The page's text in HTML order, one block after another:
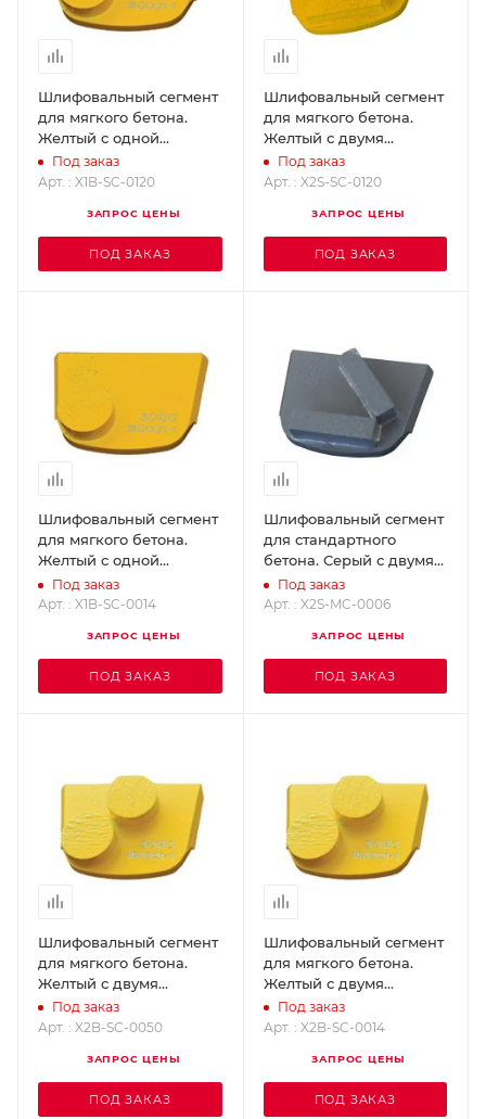
Шлифовальный сегмент
для мягкого бетона.
Желтый с одной
кнопкой - Grit 120
SUPERABRASIVE X1B-SC-
Под заказ
Арт. : X1B-SC-0120
ЗАПРОС ЦЕНЫ
ПОД ЗАКАЗ
Шлифовальный сегмент
для мягкого бетона.
Желтый с двумя
прямоугольниками, Grit
120 SUPERABRASIVE
Под заказ
Арт. : X2S-SC-0120
ЗАПРОС ЦЕНЫ
ПОД ЗАКАЗ
Шлифовальный сегмент
для мягкого бетона.
Желтый с одной
кнопкой - Grit 14
SUPERABRASIVE X1B-SC-
Под заказ
Арт. : X1B-SC-0014
ЗАПРОС ЦЕНЫ
ПОД ЗАКАЗ
Шлифовальный сегмент
для стандартного
бетона. Серый с двумя
прямоугольниками, Grit
6 SUPERABRASIVE X2S-
Под заказ
Арт. : X2S-MC-0006
ЗАПРОС ЦЕНЫ
ПОД ЗАКАЗ
Шлифовальный сегмент
для мягкого бетона.
Желтый с двумя
кнопками - Grit 50
SUPERABRASIVE X2B-
Под заказ
Арт. : X2B-SC-0050
ЗАПРОС ЦЕНЫ
ПОД ЗАКАЗ
Шлифовальный сегмент
для мягкого бетона.
Желтый с двумя
кнопками - Grit 14
SUPERABRASIVE X2B-
Под заказ
Арт. : X2B-SC-0014
ЗАПРОС ЦЕНЫ
ПОД ЗАКАЗ